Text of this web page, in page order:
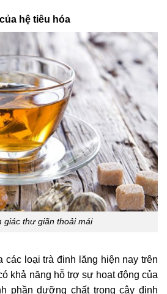
hệ tiêu hóa
giác thư giãn thoải mái
các loại trà đinh lăng hiện nay trên
khả năng hỗ trợ sự hoạt động của
phần dưỡng chất trong cây đinh